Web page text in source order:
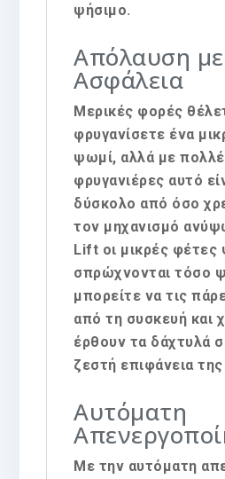
ψήσιμο.
Απόλαυση με
Ασφάλεια
Μερικές φορές
φρυγανίσετε ένα
ψωμί, αλλά με
φρυγανιέρες αυτό
δύσκολο από όσο
τον μηχανισμό
Lift οι μικρές φέτες
σπρώχνονται τόσο
μπορείτε να τις
από τη συσκευή και
έρθουν τα δάχτυλά
ζεστή επιφάνεια
Αυτόματη
Με την αυτόματη